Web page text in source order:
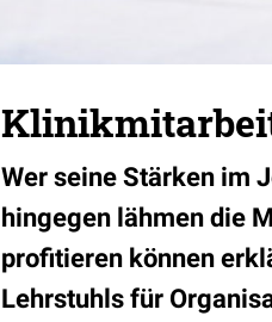
Wer seine Stärken im
hingegen lähmen die
profitieren können
Lehrstuhls für